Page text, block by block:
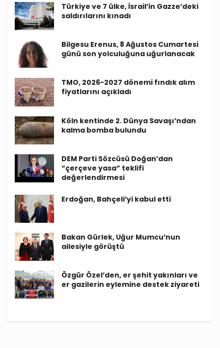
Türkiye ve 7 ülke, İsrail’in Gazze’deki
saldırılarını kınadı
Bilgesu Erenus, 8 Ağustos Cumartesi
günü son yolculuğuna uğurlanacak
TMO, 2026-2027 dönemi fındık alım
fiyatlarını açıkladı
Köln kentinde 2. Dünya Savaşı’ndan
kalma bomba bulundu
DEM Parti Sözcüsü Doğan’dan
“çerçeve yasa” teklifi
değerlendirmesi
Erdoğan, Bahçeli’yi kabul etti
Bakan Gürlek, Uğur Mumcu’nun
ailesiyle görüştü
Özgür Özel’den, er şehit yakınları ve
er gazilerin eylemine destek ziyareti